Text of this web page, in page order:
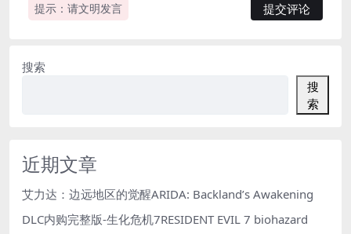
提示：请文明发言
搜索
搜
索
近期文章
艾力达：边远地区的觉醒ARIDA: Backland’s Awakening
DLC内购完整版-生化危机7RESIDENT EVIL 7 biohazard